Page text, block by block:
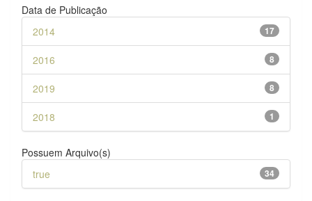
Data de Publicação
17
2014
8
2016
8
2019
1
2018
Possuem Arquivo(s)
34
true